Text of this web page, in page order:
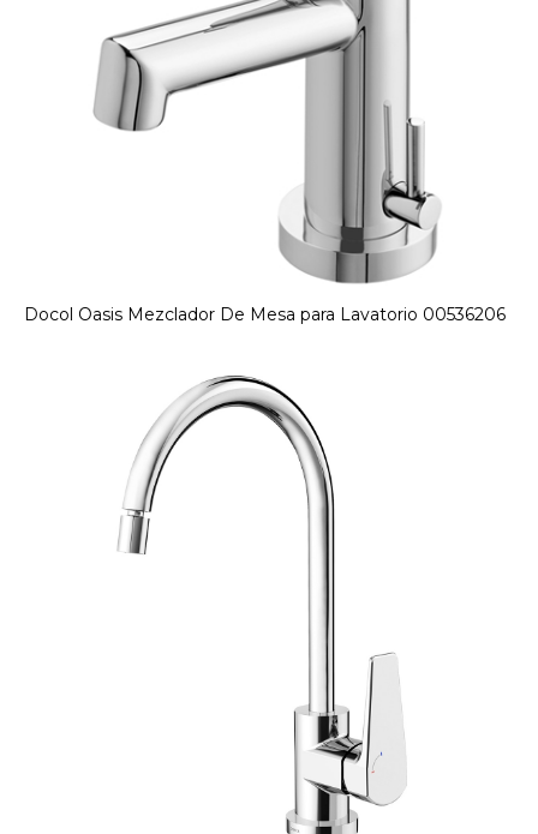
Docol Oasis Mezclador De Mesa para Lavatorio 00536206